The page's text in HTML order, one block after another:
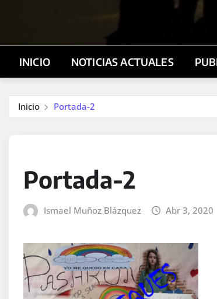
INICIO NOTICIAS ACTUALES
Inicio Portada-2
Portada-2
Ismael Muñoz Blázquez Abr 3, 2020